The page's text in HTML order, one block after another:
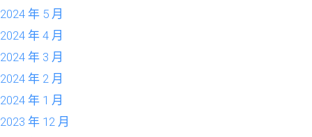
2024 年 5 月
2024 年 4 月
2024 年 3 月
2024 年 2 月
2024 年 1 月
2023 年 12 月